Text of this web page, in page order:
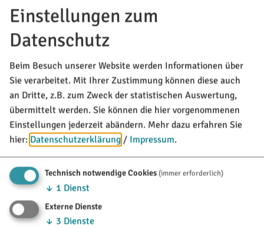
Möchten Sie von Google Maps bereitgestellte externe
Ja, immer
Ansprechpartner
Tourist-Information Titting
Marktstraße 21
85135 Titting
Tel.: 08423/9921-28
Fax:
08423/985594
48°59'44.02''N
Einstellungen zum
Datenschutz
Beim Besuch unserer Website werden Informationen über
Sie verarbeitet. Mit Ihrer Zustimmung können diese auch
an Dritte, z.B. zum Zweck der statistischen Auswertung,
übermittelt werden. Sie können die hier vorgenommenen
Einstellungen jederzeit abändern. Mehr dazu erfahren Sie
hier: Datenschutzerklärung / Impressum.
Technisch notwendige Cookies(immer erforderlich)
↓ 1 Dienst
Externe Dienste
↓ 3 Dienste